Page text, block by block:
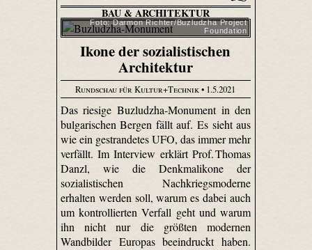
BAU & ARCHITEKTUR
Foto: Darmon Richter/Buzludzha Project
Foundation
Ikone der sozialistischen
Architektur
Rundschau für Kultur+Technik• 1.5.2021
Das riesige Buzludzha-Monument in den
bulgarischen Bergen fällt auf. Es sieht aus
wie ein gestrandetes UFO, das immer mehr
verfällt. Im Interview erklärt Prof. Thomas
Danzl, wie die Denkmalikone der
sozialistischen Nachkriegsmoderne
erhalten werden soll, warum es dabei auch
um kontrollierten Verfall geht und warum
ihn nicht nur die größten modernen
Wandbilder Europas beeindruckt haben.